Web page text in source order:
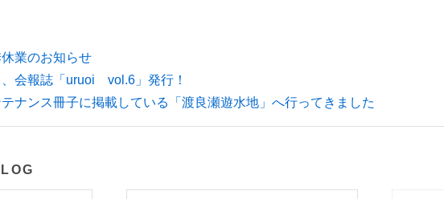
業のお知らせ
会報誌「uruoi vol.6」発行！
テナンス冊子に掲載している「渡良瀬遊水地」へ行ってきました